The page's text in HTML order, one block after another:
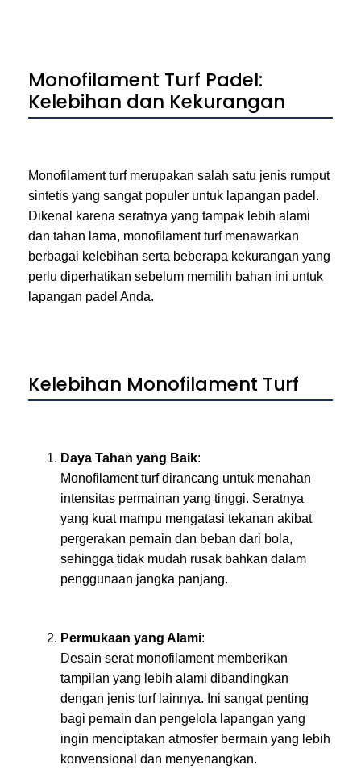
Monofilament Turf Padel:
Kelebihan dan Kekurangan
Monofilament turf merupakan salah satu jenis rumput
sintetis yang sangat populer untuk lapangan padel.
Dikenal karena seratnya yang tampak lebih alami
dan tahan lama, monofilament turf menawarkan
berbagai kelebihan serta beberapa kekurangan yang
perlu diperhatikan sebelum memilih bahan ini untuk
lapangan padel Anda.
Kelebihan Monofilament Turf
Daya Tahan yang Baik:
Monofilament turf dirancang untuk menahan
intensitas permainan yang tinggi. Seratnya
yang kuat mampu mengatasi tekanan akibat
pergerakan pemain dan beban dari bola,
sehingga tidak mudah rusak bahkan dalam
penggunaan jangka panjang.
Permukaan yang Alami:
Desain serat monofilament memberikan
tampilan yang lebih alami dibandingkan
dengan jenis turf lainnya. Ini sangat penting
bagi pemain dan pengelola lapangan yang
ingin menciptakan atmosfer bermain yang lebih
konvensional dan menyenangkan.